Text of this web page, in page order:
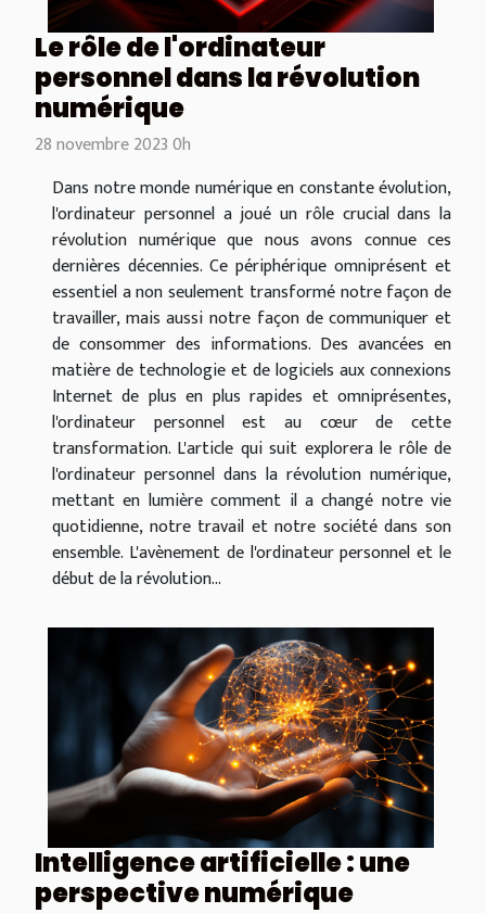
Le rôle de l'ordinateur
personnel dans la révolution
numérique
28 novembre 2023 0h
Dans notre monde numérique en constante évolution,
l'ordinateur personnel a joué un rôle crucial dans la
révolution numérique que nous avons connue ces
dernières décennies. Ce périphérique omniprésent et
essentiel a non seulement transformé notre façon de
travailler, mais aussi notre façon de communiquer et
de consommer des informations. Des avancées en
matière de technologie et de logiciels aux connexions
Internet de plus en plus rapides et omniprésentes,
l'ordinateur personnel est au cœur de cette
transformation. L'article qui suit explorera le rôle de
l'ordinateur personnel dans la révolution numérique,
mettant en lumière comment il a changé notre vie
quotidienne, notre travail et notre société dans son
ensemble. L'avènement de l'ordinateur personnel et le
début de la révolution...
Intelligence artificielle : une
perspective numérique